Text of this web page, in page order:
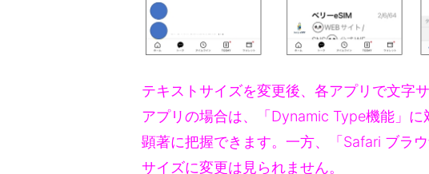
テキストサイズを変更後、各アプリで文字
アプリの場合は、「Dynamic Type機能」
顕著に把握できます。一方、「Safari ブラ
サイズに変更は見られません。